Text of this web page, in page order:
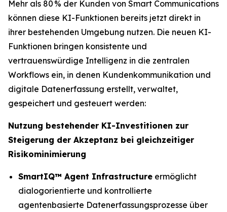
Mehr als 80 % der Kunden von Smart Communications
können diese KI-Funktionen bereits jetzt direkt in
ihrer bestehenden Umgebung nutzen. Die neuen KI-
Funktionen bringen konsistente und
vertrauenswürdige Intelligenz in die zentralen
Workflows ein, in denen Kundenkommunikation und
digitale Datenerfassung erstellt, verwaltet,
gespeichert und gesteuert werden:
Nutzung bestehender KI-Investitionen zur
Steigerung der Akzeptanz bei gleichzeitiger
Risikominimierung
SmartIQ™ Agent Infrastructure ermöglicht
dialogorientierte und kontrollierte
agentenbasierte Datenerfassungsprozesse über